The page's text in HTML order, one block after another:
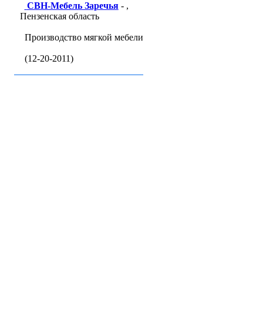
СВН-Мебель Заречья- ,
Пензенская область
Производство мягкой мебели
(12-20-2011)